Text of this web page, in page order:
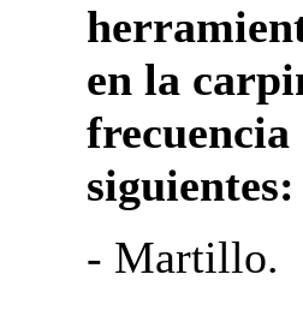
en la
frecuencia
siguientes:
- Martillo.